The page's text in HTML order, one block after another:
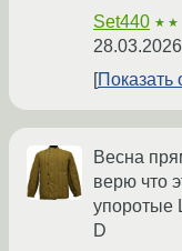
Set440 ★★
Показать
Весна
верю что
упоротые
D